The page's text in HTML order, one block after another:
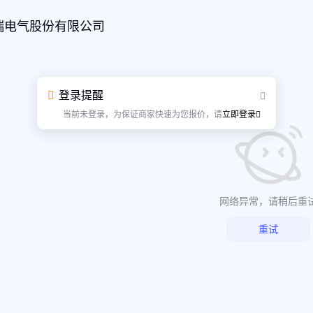
电气股份有限公司
登录提醒
当前未登录，为保证商家快速为您报价，请立即登录
网络异常，请稍后重
重试